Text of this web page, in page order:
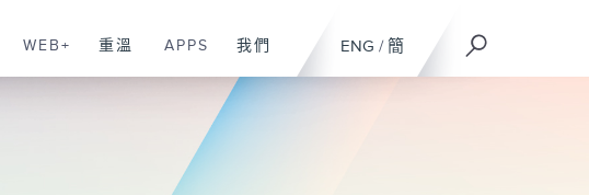
ENG / 簡
WEB+ 重溫 APPS 我們